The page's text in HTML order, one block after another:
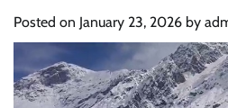
Posted on January 23, 2026 by